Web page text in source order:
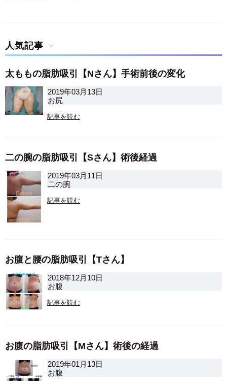
人気記事
太ももの脂肪吸引【Nさん】手術前後の変化
2019年03月13日
お尻
記事を読む
二の腕の脂肪吸引【Sさん】術後経過
2019年03月11日
二の腕
記事を読む
お腹と腰の脂肪吸引【Tさん】
2018年12月10日
お腹
記事を読む
お腹の脂肪吸引【Mさん】術後の経過
2019年01月13日
お腹